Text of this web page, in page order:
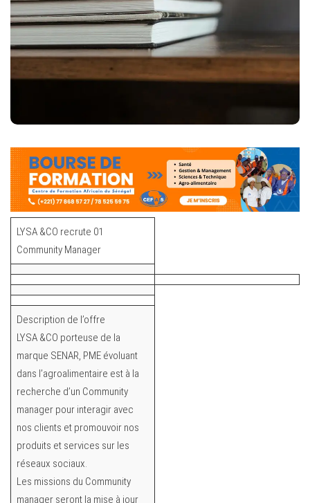
LYSA &CO recrute 01
Community Manager
Description de l’offre
LYSA &CO porteuse de la
marque SENAR, PME évoluant
dans l’agroalimentaire est à la
recherche d’un Community
manager pour interagir avec
nos clients et promouvoir nos
produits et services sur les
réseaux sociaux.
Les missions du Community
manager seront la mise à jour